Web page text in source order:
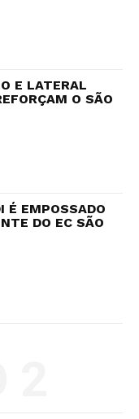
E LATERAL
O SÃO
É EMPOSSADO
DO EC SÃO